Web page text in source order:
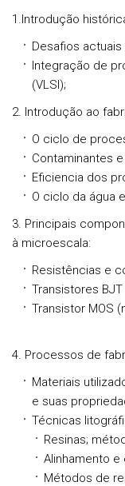
1.Introdução
Desafios
Integração de
(VLSI);
2. Introdução ao
O ciclo de
Contaminantes
Eficiencia dos
O ciclo da água
3. Principais
à microescala:
Resistências e
Transistores BJT
Transistor MOS
4. Processos de
Materiais
e suas
Técnicas
Resinas;
Alinhamento e
Métodos de